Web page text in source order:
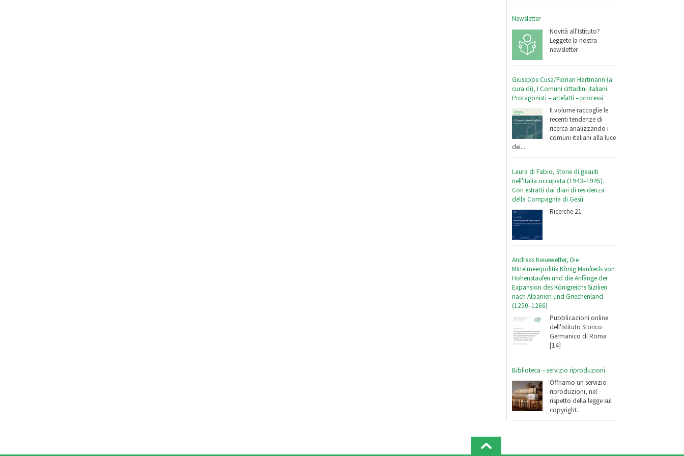
Newsletter
Novità all'Istituto?
Leggete la nostra
newsletter
Giuseppe Cusa/Florian Hartmann (a
cura di), I Comuni cittadini italiani.
Protagonisti – artefatti – processi
Il volume raccoglie le
recenti tendenze di
ricerca analizzando i
comuni italiani alla luce
dei...
Laura di Fabio, Storie di gesuiti
nell'Italia occupata (1943–1945).
Con estratti dai diari di residenza
della Compagnia di Gesù
Ricerche 21
Andreas Kiesewetter, Die
Mittelmeerpolitik König Manfreds von
Hohenstaufen und die Anfänge der
Expansion des Königreichs Sizilien
nach Albanien und Griechenland
(1250–1266)
Pubblicazioni online
dell'Istituto Storico
Germanico di Roma
[14]
Biblioteca – servizio riproduzioni
Offriamo un servizio
riproduzioni, nel
rispetto della legge sul
copyright.